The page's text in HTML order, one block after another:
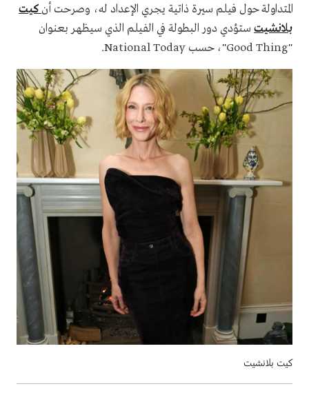
المتداولة حول فيلم سيرة ذاتية يجري الإعداد له، وصرحت أن كيت
بلانشيت ستؤدي دور البطولة في الفيلم الذي سيظهر بعنوان
"Good Thing"، حسب National Today.
كيت بلانشيت